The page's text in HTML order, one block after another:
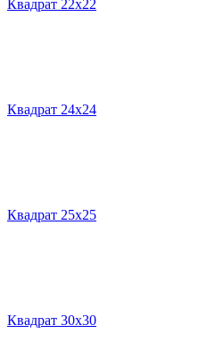
Квадрат 22х22
Квадрат 24х24
Квадрат 25х25
Квадрат 30х30